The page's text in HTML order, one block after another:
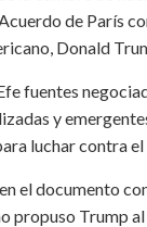
de París
Donald
fuentes
y
luchar contra
el documento
propuso Trump al